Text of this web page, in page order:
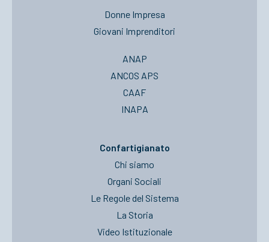
Donne Impresa
Giovani Imprenditori
ANAP
ANCOS APS
CAAF
INAPA
Confartigianato
Chi siamo
Organi Sociali
Le Regole del Sistema
La Storia
Video Istituzionale